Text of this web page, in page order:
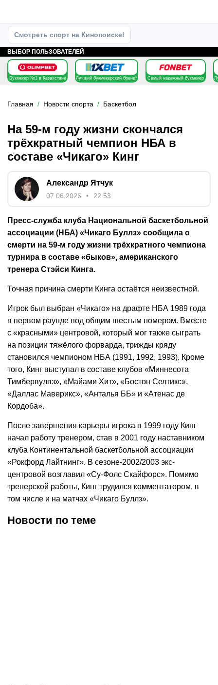
Смотреть спорт на Кинопоиске!
ВЫБОР ПОЛЬЗОВАТЕЛЕЙ
Букмекер №1 в Казахстане Лучший букмекерский бренд* Самый надежный букмекер
Главная Новости спорта Баскетбол
На 59-м году жизни скончался
трёхкратный чемпион НБА в
составе «Чикаго» Кинг
Александр Ятчук
07.06.2026 22:53
Пресс-служба клуба Национальной баскетбольной
ассоциации (НБА) «Чикаго Буллз» сообщила о
смерти на 59-м году жизни трёхкратного чемпиона
турнира в составе «быков», американского
тренера Стэйси Кинга.
Точная причина смерти Кинга остаётся неизвестной.
Игрок был выбран «Чикаго» на драфте НБА 1989 года
в первом раунде под общим шестым номером. Вместе
с «красными» центровой, который мог также сыграть
на позиции тяжёлого форварда, трижды кряду
становился чемпионом НБА (1991, 1992, 1993). Кроме
того, Кинг выступал в составе клубов «Миннесота
Тимбервулвз», «Майами Хит», «Бостон Селтикс»,
«Даллас Маверикс», «Анталья ББ» и «Атенас де
Кордоба».
После завершения карьеры игрока в 1999 году Кинг
начал работу тренером, став в 2001 году наставником
клуба Континентальной баскетбольной ассоциации
«Рокфорд Лайтнинг». В сезоне-2002/2003 экс-
центровой возглавил «Су-Фолс Скайфорс». Помимо
тренерской работы, Кинг трудился комментатором, в
том числе и на матчах «Чикаго Буллз».
Новости по теме